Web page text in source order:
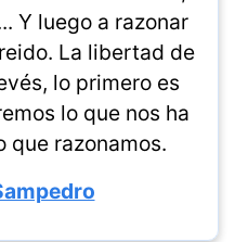
Y luego a razonar
La libertad de
lo primero es
lo que nos ha
que razonamos.